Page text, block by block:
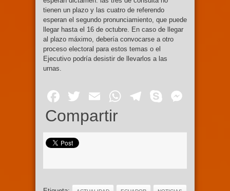
tienen un plazo y las cuatro de referendo
esperan el segundo pronunciamiento, que puede
llegar hasta el 16 de octubre. En caso de llegar
al plazo máximo, debería convocarse a otro
proceso electoral para estos temas o el
Ejecutivo podría desistir de llevarlos a las
urnas.
Facebook
Twitter
EmailWhatsApp
Telegram
Skype
Compartir